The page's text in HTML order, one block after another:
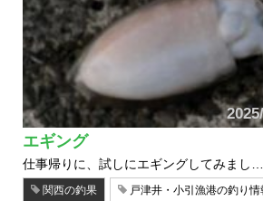
エギング
仕事帰りに、試しにエギングしてみまし…
関西の釣果 戸津井・小引漁港の釣り情